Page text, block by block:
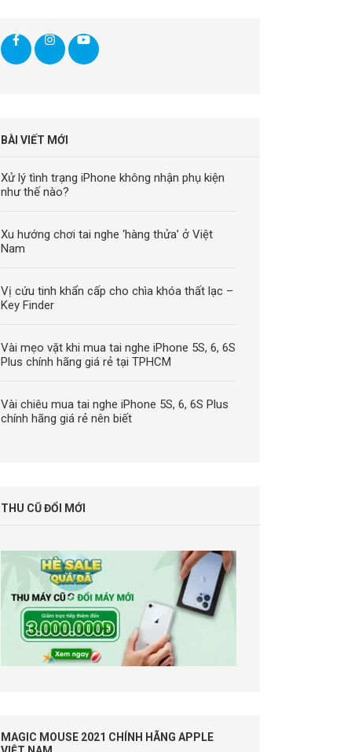
BÀI VIẾT MỚI
Xử lý tình trạng iPhone không nhận phụ kiện
như thế nào?
Xu hướng chơi tai nghe ‘hàng thửa’ ở Việt
Nam
Vị cứu tinh khẩn cấp cho chìa khóa thất lạc –
Key Finder
Vài mẹo vặt khi mua tai nghe iPhone 5S, 6, 6S
Plus chính hãng giá rẻ tại TPHCM
Vài chiêu mua tai nghe iPhone 5S, 6, 6S Plus
chính hãng giá rẻ nên biết
THU CŨ ĐỔI MỚI
MAGIC MOUSE 2021 CHÍNH HÃNG APPLE